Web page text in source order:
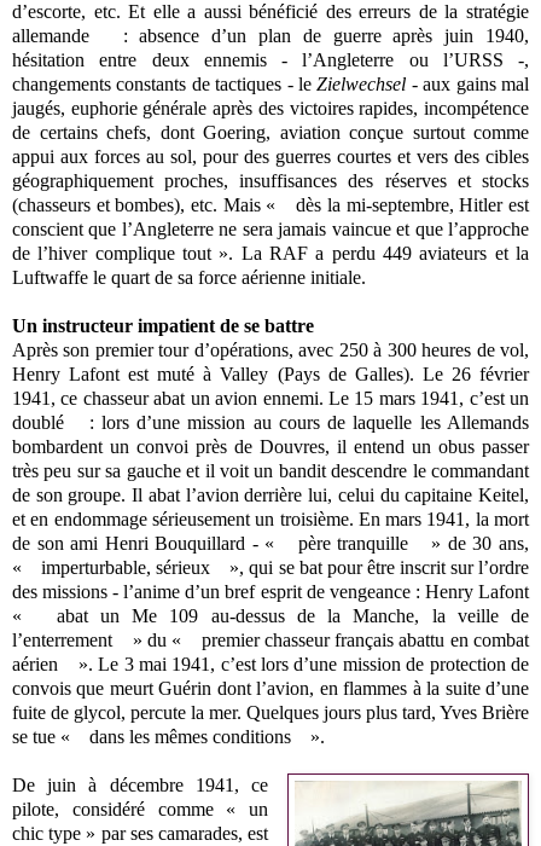
d’escorte, etc. Et elle a aussi bénéficié des erreurs de la stratégie
allemande : absence d’un plan de guerre après juin 1940,
hésitation entre deux ennemis - l’Angleterre ou l’URSS -,
changements constants de tactiques - leZielwechsel - aux gains mal
jaugés, euphorie générale après des victoires rapides, incompétence
de certains chefs, dont Goering, aviation conçue surtout comme
appui aux forces au sol, pour des guerres courtes et vers des cibles
géographiquement proches, insuffisances des réserves et stocks
(chasseurs et bombes), etc. Mais « dès la mi-septembre, Hitler est
conscient que l’Angleterre ne sera jamais vaincue et que l’approche
de l’hiver complique tout ». La RAF a perdu 449 aviateurs et la
Luftwaffe le quart de sa force aérienne initiale.
Un instructeur impatient de se battre
Après son premier tour d’opérations, avec 250 à 300 heures de vol,
Henry Lafont est muté à Valley (Pays de Galles). Le 26 février
1941, ce chasseur abat un avion ennemi. Le 15 mars 1941, c’est un
doublé : lors d’une mission au cours de laquelle les Allemands
bombardent un convoi près de Douvres, il entend un obus passer
très peu sur sa gauche et il voit un bandit descendre le commandant
de son groupe. Il abat l’avion derrière lui, celui du capitaine Keitel,
et en endommage sérieusement un troisième. En mars 1941, la mort
de son ami Henri Bouquillard - « père tranquille » de 30 ans,
« imperturbable, sérieux », qui se bat pour être inscrit sur l’ordre
des missions - l’anime d’un bref esprit de vengeance : Henry Lafont
« abat un Me 109 au-dessus de la Manche, la veille de
l’enterrement » du « premier chasseur français abattu en combat
aérien ». Le 3 mai 1941, c’est lors d’une mission de protection de
convois que meurt Guérin dont l’avion, en flammes à la suite d’une
fuite de glycol, percute la mer. Quelques jours plus tard, Yves Brière
se tue « dans les mêmes conditions ».
De juin à décembre 1941, ce
pilote, considéré comme « un
chic type » par ses camarades, est